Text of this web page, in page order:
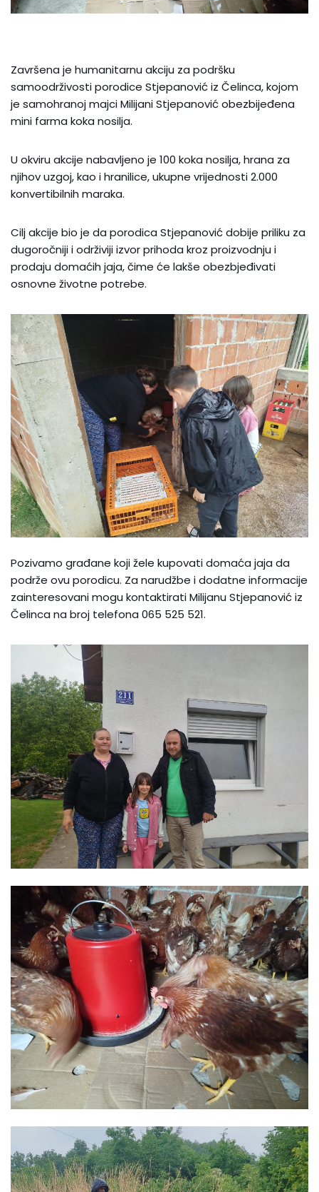
Završena je humanitarnu akciju za podršku
samoodrživosti porodice Stjepanović iz Čelinca, kojom
je samohranoj majci Milijani Stjepanović obezbijeđena
mini farma koka nosilja.
U okviru akcije nabavljeno je 100 koka nosilja, hrana za
njihov uzgoj, kao i hranilice, ukupne vrijednosti 2.000
konvertibilnih maraka.
Cilj akcije bio je da porodica Stjepanović dobije priliku za
dugoročniji i održiviji izvor prihoda kroz proizvodnju i
prodaju domaćih jaja, čime će lakše obezbjeđivati
osnovne životne potrebe.
Pozivamo građane koji žele kupovati domaća jaja da
podrže ovu porodicu. Za narudžbe i dodatne informacije
zainteresovani mogu kontaktirati Milijanu Stjepanović iz
Čelinca na broj telefona 065 525 521.